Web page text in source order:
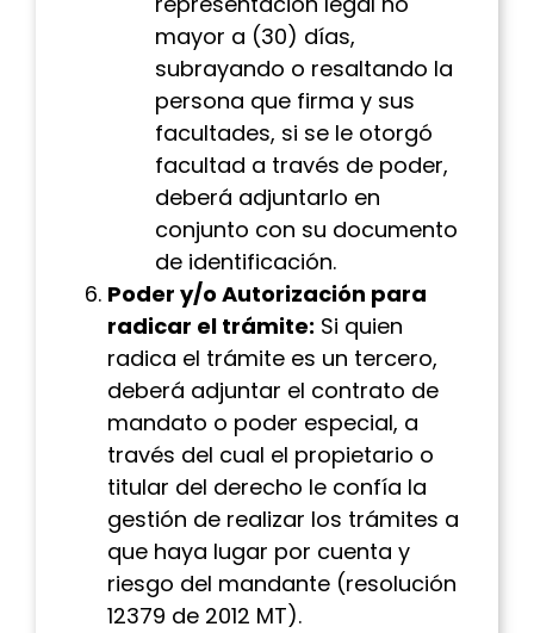
mayor a (30) días,
subrayando o resaltando la
persona que firma y sus
facultades, si se le otorgó
facultad a través de poder,
deberá adjuntarlo en
conjunto con su documento
de identificación.
Poder y/o Autorización para
radicar el trámite: Si quien
radica el trámite es un tercero,
deberá adjuntar el contrato de
mandato o poder especial, a
través del cual el propietario o
titular del derecho le confía la
gestión de realizar los trámites a
que haya lugar por cuenta y
riesgo del mandante (resolución
12379 de 2012 MT).